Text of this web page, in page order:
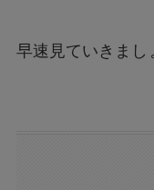
早速見ていきまし